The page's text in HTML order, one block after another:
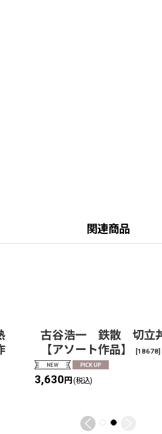
関連商品
古谷浩一 鉄散 切立
【アソート作品】
[18678]
3,630円 (税込)